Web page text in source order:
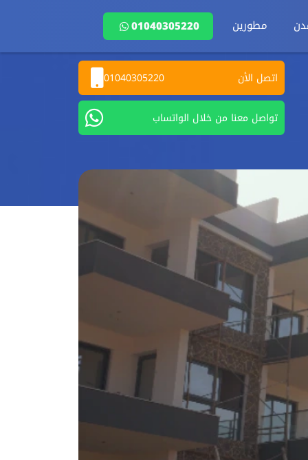
مطورين 01040305220
اتصل الأن 01040305220
تواصل معنا من خلال الواتساب